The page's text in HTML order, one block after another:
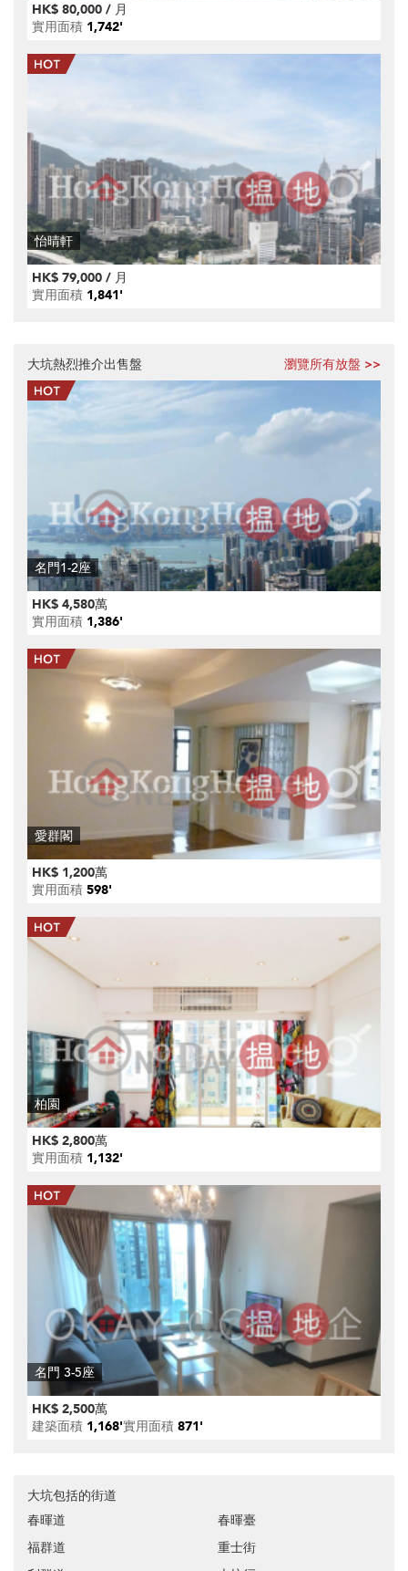
HK$ 80,000 / 月
實用面積 1,742'
怡晴軒
HK$ 79,000 / 月
實用面積 1,841'
大坑熱烈推介出售盤 瀏覽所有放盤 >>
名門1-2座
HK$ 4,580萬
實用面積 1,386'
愛群閣
HK$ 1,200萬
實用面積 598'
柏園
HK$ 2,800萬
實用面積 1,132'
名門 3-5座
HK$ 2,500萬
建築面積 1,168'實用面積 871'
大坑包括的街道
春暉道
春暉臺
福群道
重士街